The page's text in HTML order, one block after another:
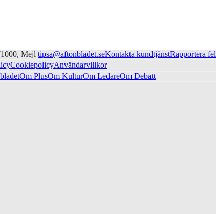
Mejl tipsa@aftonbladet.seKontakta kundtjänstRapportera fel
CookiepolicyAnvändarvillkor
Om PlusOm KulturOm LedareOm Debatt